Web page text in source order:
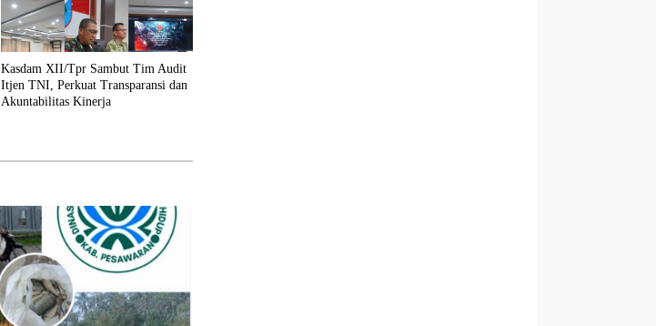
Kasdam XII/Tpr Sambut Tim Audit
Itjen TNI, Perkuat Transparansi dan
Akuntabilitas Kinerja